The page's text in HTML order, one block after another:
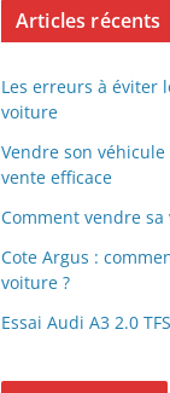
Articles récents
Les erreurs à éviter
voiture
Vendre son
vente efficace
Comment vendre
Cote Argus :
voiture ?
Essai Audi A3 2.0